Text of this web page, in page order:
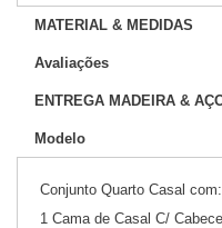
MATERIAL & MEDIDAS
Avaliações
ENTREGA MADEIRA &
Modelo
Conjunto Quarto Casal com:
1 Cama de Casal C/